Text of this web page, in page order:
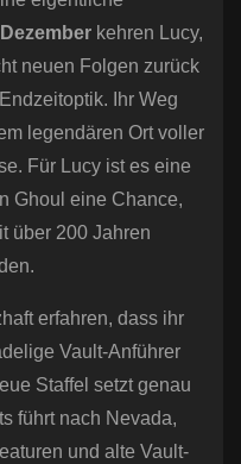
kehren Lucy,
neuen Folgen zurück
Ihr Weg
legendären Ort voller
Für Lucy ist es eine
Ghoul eine Chance,
über 200 Jahren
erfahren, dass ihr
Vault-Anführer
Staffel setzt genau
führt nach Nevada,
und alte Vault-